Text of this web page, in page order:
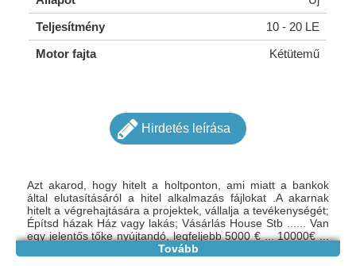
Teljesítmény
10 - 20 LE
Motor fajta
Kétütemű
Hirdetés leírása
Azt akarod, hogy hitelt a holtponton, ami miatt a bankok
által elutasításáról a hitel alkalmazás fájlokat .A akarnak
hitelt a végrehajtására a projektek, vállalja a tevékenységét;
Építsd házak Ház vagy lakás; Vásárlás House Stb ...... Van
egy jelentős tőke nyújtandó, legfeljebb 5000 € ... 10000€ ...
7.500.000 € bármely személy, hogy a költségvetési vagy
Tovább